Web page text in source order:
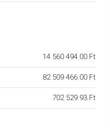
14 560 494.00 Ft
82 509 466.00 Ft
702 529.93 Ft